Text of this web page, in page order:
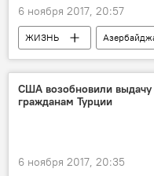
6 ноября 2017, 20:57
ЖИЗНЬ
Экономика
Гуманизация законов
США возобновили выдачу
гражданам Турции
6 ноября 2017, 20:35